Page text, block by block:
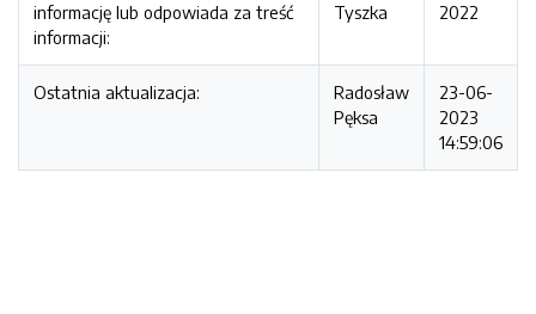
informację lub odpowiada za treść
informacji:
Tyszka
2022
Ostatnia aktualizacja:
Radosław
Pęksa
23-06-
2023
14:59:06